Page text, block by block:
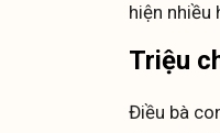
hiện nhiều
Triệu
Điều bà